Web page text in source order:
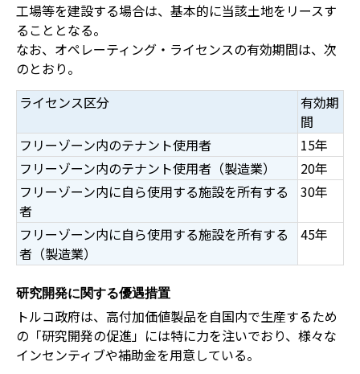
工場等を建設する場合は、基本的に当該土地をリースす
ることとなる。
なお、オペレーティング・ライセンスの有効期間は、次
のとおり。
ライセンス区分
有効期
間
フリーゾーン内のテナント使用者
15年
フリーゾーン内のテナント使用者（製造業）
20年
フリーゾーン内に自ら使用する施設を所有する
者
30年
フリーゾーン内に自ら使用する施設を所有する
者（製造業）
45年
研究開発に関する優遇措置
トルコ政府は、高付加価値製品を自国内で生産するため
の「研究開発の促進」には特に力を注いでおり、様々な
インセンティブや補助金を用意している。